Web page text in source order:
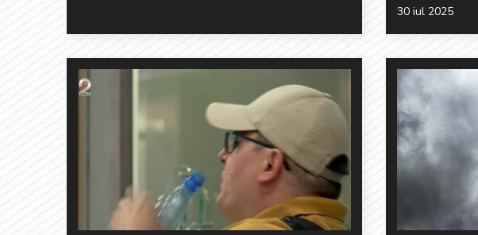
30 iul 2025